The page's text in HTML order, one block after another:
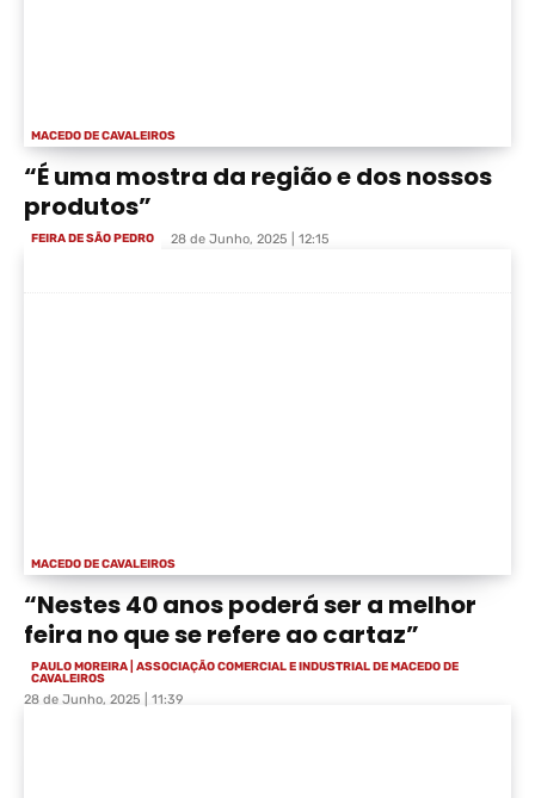
MACEDO DE CAVALEIROS
“É uma mostra da região e dos nossos
produtos”
FEIRA DE SÃO PEDRO 28 de Junho, 2025 | 12:15
MACEDO DE CAVALEIROS
“Nestes 40 anos poderá ser a melhor
feira no que se refere ao cartaz”
PAULO MOREIRA | ASSOCIAÇÃO COMERCIAL E INDUSTRIAL DE MACEDO DE
CAVALEIROS
28 de Junho, 2025 | 11:39